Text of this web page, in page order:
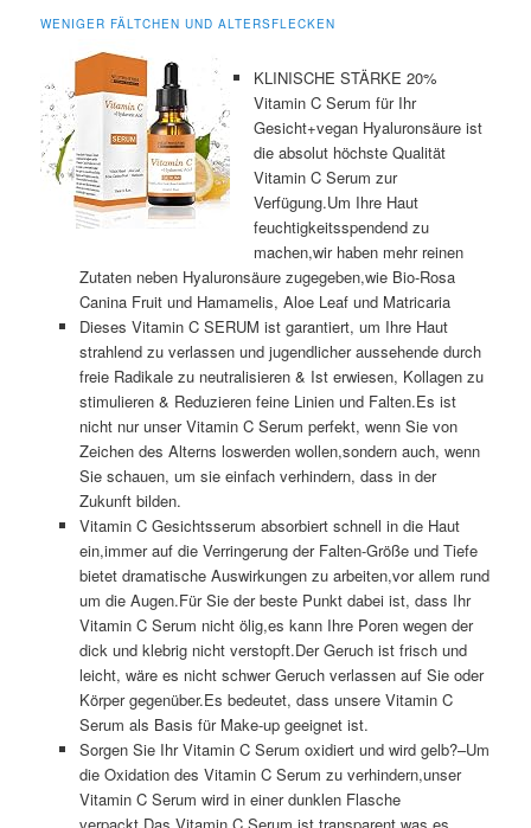
WENIGER FÄLTCHEN UND ALTERSFLECKEN
KLINISCHE STÄRKE 20%
Vitamin C Serum für Ihr
Gesicht+vegan Hyaluronsäure ist
die absolut höchste Qualität
Vitamin C Serum zur
Verfügung.Um Ihre Haut
feuchtigkeitsspendend zu
machen,wir haben mehr reinen
Zutaten neben Hyaluronsäure zugegeben,wie Bio-Rosa
Canina Fruit und Hamamelis, Aloe Leaf und Matricaria
Dieses Vitamin C SERUM ist garantiert, um Ihre Haut
strahlend zu verlassen und jugendlicher aussehende durch
freie Radikale zu neutralisieren & Ist erwiesen, Kollagen zu
stimulieren & Reduzieren feine Linien und Falten.Es ist
nicht nur unser Vitamin C Serum perfekt, wenn Sie von
Zeichen des Alterns loswerden wollen,sondern auch, wenn
Sie schauen, um sie einfach verhindern, dass in der
Zukunft bilden.
Vitamin C Gesichtsserum absorbiert schnell in die Haut
ein,immer auf die Verringerung der Falten-Größe und Tiefe
bietet dramatische Auswirkungen zu arbeiten,vor allem rund
um die Augen.Für Sie der beste Punkt dabei ist, dass Ihr
Vitamin C Serum nicht ölig,es kann Ihre Poren wegen der
dick und klebrig nicht verstopft.Der Geruch ist frisch und
leicht, wäre es nicht schwer Geruch verlassen auf Sie oder
Körper gegenüber.Es bedeutet, dass unsere Vitamin C
Serum als Basis für Make-up geeignet ist.
Sorgen Sie Ihr Vitamin C Serum oxidiert und wird gelb?–Um
die Oxidation des Vitamin C Serum zu verhindern,unser
Vitamin C Serum wird in einer dunklen Flasche
verpackt.Das Vitamin C Serum ist transparent,was es